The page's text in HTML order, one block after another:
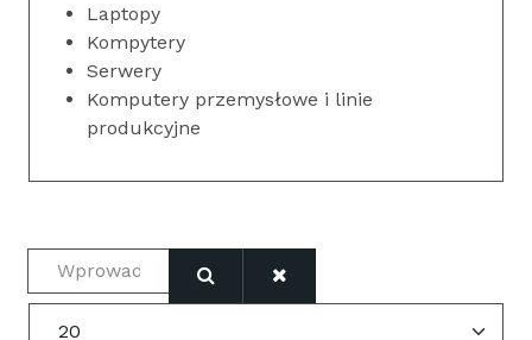
Laptopy
Kompytery
Serwery
Komputery przemysłowe i linie
produkcyjne
Wprowadź fragment tytułu